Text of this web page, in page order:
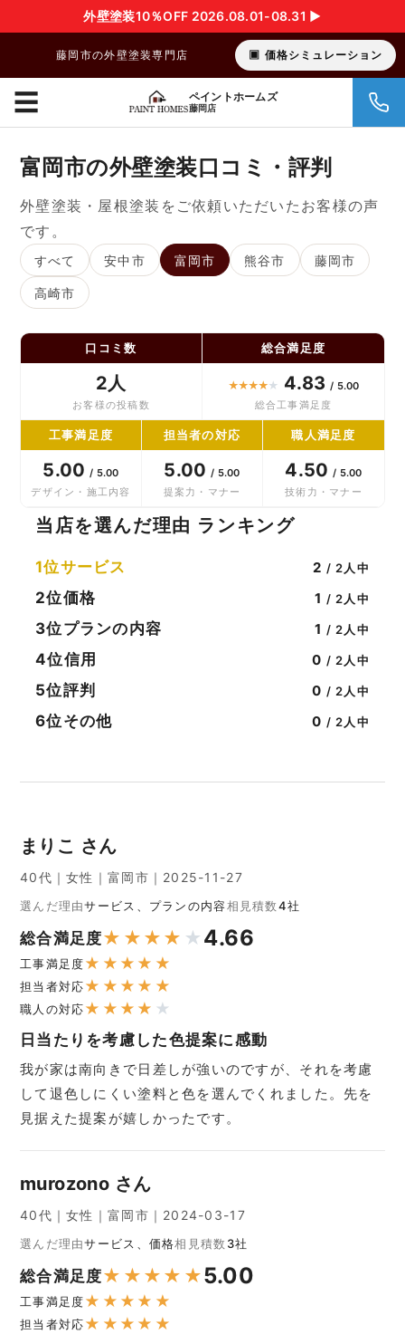
外壁塗装10％OFF 2026.08.01-08.31 ▶︎
藤岡市の外壁塗装専門店 価格シミュレーション
ペイントホームズ
藤岡店
☰
富岡市の外壁塗装口コミ・評判
外壁塗装・屋根塗装をご依頼いただいたお客様の声
です。
すべて 安中市 富岡市 熊谷市 藤岡市
高崎市
口コミ数
2人
お客様の投稿数
総合満足度
★★★★★ 4.83/ 5.00
総合工事満足度
工事満足度
5.00/ 5.00
デザイン・施工内容
担当者の対応
5.00/ 5.00
提案力・マナー
職人満足度
4.50/ 5.00
技術力・マナー
当店を選んだ理由 ランキング
1位サービス 2 / 2人中
2位価格 1 / 2人中
3位プランの内容 1 / 2人中
4位信用 0 / 2人中
5位評判 0 / 2人中
6位その他 0 / 2人中
まりこ さん
40代｜女性｜富岡市｜2025-11-27
選んだ理由サービス、プランの内容相見積数4社
総合満足度★ ★ ★ ★ ★ 4.66
工事満足度★ ★ ★ ★ ★
担当者対応★ ★ ★ ★ ★
職人の対応★ ★ ★ ★ ★
日当たりを考慮した色提案に感動
我が家は南向きで日差しが強いのですが、それを考慮
して退色しにくい塗料と色を選んでくれました。先を
見据えた提案が嬉しかったです。
murozono さん
40代｜女性｜富岡市｜2024-03-17
選んだ理由サービス、価格相見積数 3社
総合満足度★ ★ ★ ★ ★5.00
工事満足度★ ★ ★ ★ ★
担当者対応★ ★ ★ ★ ★